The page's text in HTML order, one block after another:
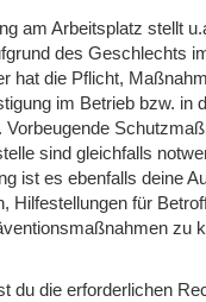
am Arbeitsplatz stellt
des Geschlechts
hat die Pflicht,
im Betrieb bzw. in
Vorbeugende
sind gleichfalls
ist es ebenfalls deine
Hilfestellungen für
zu
du die erforderlichen